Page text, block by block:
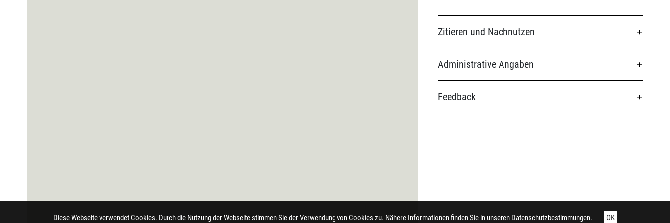
Zitieren und Nachnutzen
Administrative Angaben
Feedback
Diese Webseite verwendet Cookies. Durch die Nutzung der Webseite stimmen Sie der Verwendung von Cookies zu. Nähere Informationen finden Sie in unseren Datenschutzbestimmungen. OK